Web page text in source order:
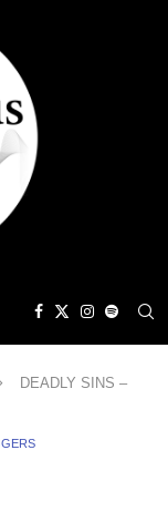
DEADLY SINS –